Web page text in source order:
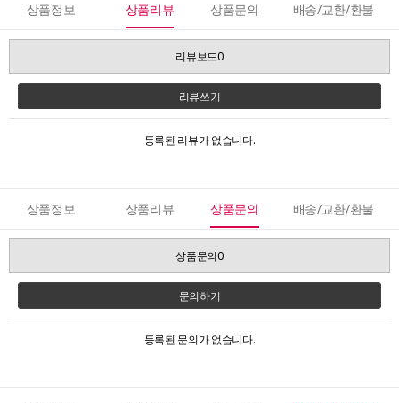
상품정보 상품리뷰 상품문의 배송/교환/환불
리뷰보드0
리뷰쓰기
등록된 리뷰가 없습니다.
상품정보 상품리뷰 상품문의 배송/교환/환불
상품문의0
문의하기
등록된 문의가 없습니다.